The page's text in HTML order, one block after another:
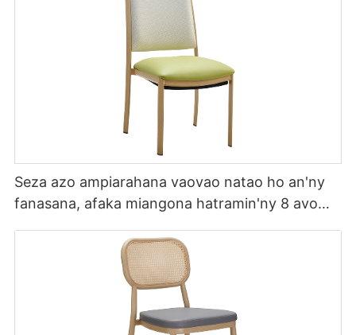
Seza azo ampiarahana vaovao natao ho an'ny
fanasana, afaka miangona hatramin'ny 8 avo